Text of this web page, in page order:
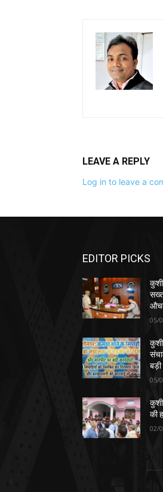
LEAVE A REPLY
Log in to leave a
EDITOR PICKS
05/
बड़ी
05/
की
02/